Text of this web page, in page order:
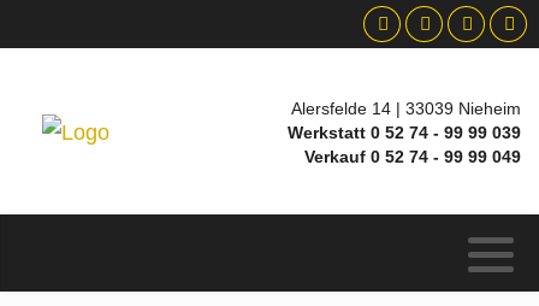
Alersfelde 14 | 33039 Nieheim
Werkstatt 0 52 74 - 99 99 039
Verkauf 0 52 74 - 99 99 049